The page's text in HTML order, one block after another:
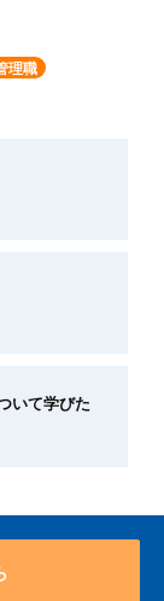
理職
いて学びた